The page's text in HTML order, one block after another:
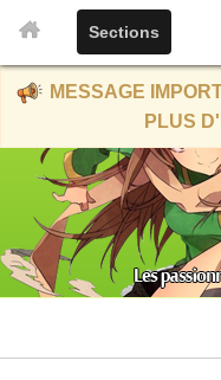
Sections
MESSAGE
PLUS